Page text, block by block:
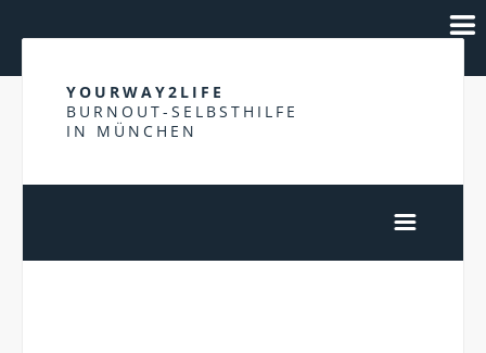
YOURWAY2LIFE
BURNOUT-SELBSTHILFE
IN MÜNCHEN